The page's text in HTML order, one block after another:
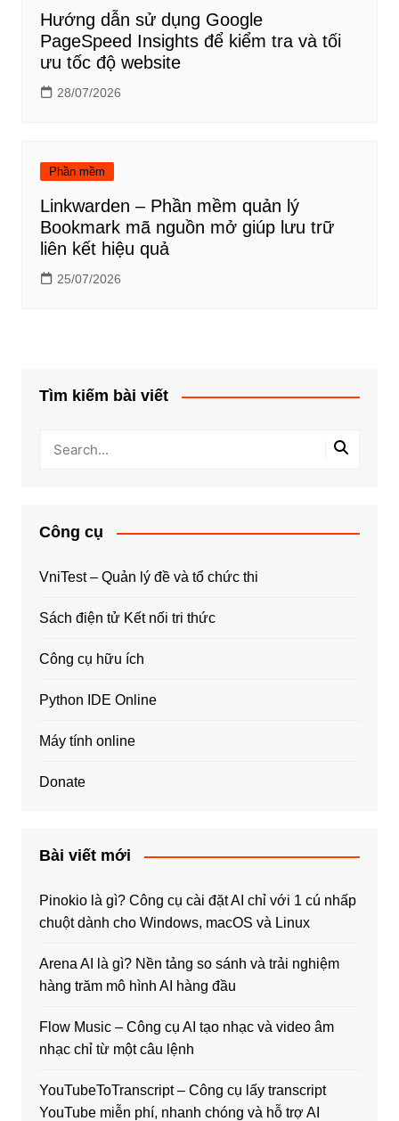
Hướng dẫn sử dụng Google
PageSpeed Insights để kiểm tra và tối
ưu tốc độ website
28/07/2026
Phần mềm
Linkwarden – Phần mềm quản lý
Bookmark mã nguồn mở giúp lưu trữ
liên kết hiệu quả
25/07/2026
Tìm kiếm bài viết
Công cụ
VniTest – Quản lý đề và tổ chức thi
Sách điện tử Kết nối tri thức
Công cụ hữu ích
Python IDE Online
Máy tính online
Donate
Bài viết mới
Pinokio là gì? Công cụ cài đặt AI chỉ với 1 cú nhấp
chuột dành cho Windows, macOS và Linux
Arena AI là gì? Nền tảng so sánh và trải nghiệm
hàng trăm mô hình AI hàng đầu
Flow Music – Công cụ AI tạo nhạc và video âm
nhạc chỉ từ một câu lệnh
YouTubeToTranscript – Công cụ lấy transcript
YouTube miễn phí, nhanh chóng và hỗ trợ AI